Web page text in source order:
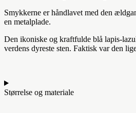
Smykkerne er håndlavet med den
en metalplade.
Den ikoniske og kraftfulde blå lapis-
verdens dyreste sten. Faktisk var den
Størrelse og materiale